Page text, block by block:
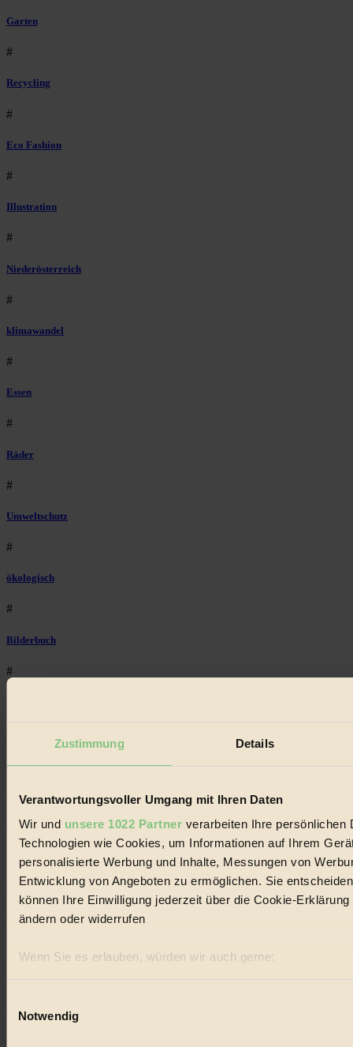
Zustimmung Details
Verantwortungsvoller Umgang mit Ihren Daten
Wir und unsere 1022 Partnerverarbeiten Ihre persönlichen
Technologien wie Cookies, um Informationen auf Ihrem
personalisierte Werbung und Inhalte, Messungen von
Entwicklung von Angeboten zu ermöglichen. Sie
können Ihre Einwilligung jederzeit über die Cookie-
ändern oder widerrufen
Wenn Sie es erlauben, würden wir auch gerne:
Informationen über Ihre geografische Lage
Erfahren Sie mehr darüber, wie Ihre persönlichen Daten
Notwendig
Garten
#
Recycling
#
Eco Fashion
#
Illustration
#
Niederösterreich
#
klimawandel
#
Essen
#
Räder
#
Umweltschutz
#
ökologisch
#
Bilderbuch
#
Film
WWF
wasser
#
Wald